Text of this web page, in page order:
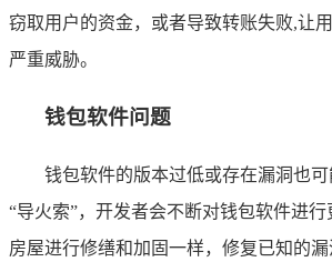
窃取用户的资金，或者导致转账失败,让
严重威胁。
钱包软件问题
钱包软件的版本过低或存在漏洞也
“导火索”，开发者会不断对钱包软件进
房屋进行修缮和加固一样，修复已知的